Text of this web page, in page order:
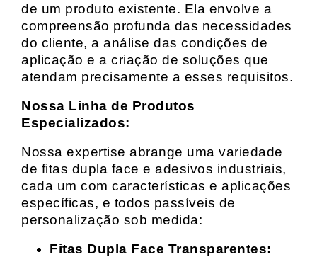
de um produto existente. Ela envolve a
compreensão profunda das necessidades
do cliente, a análise das condições de
aplicação e a criação de soluções que
atendam precisamente a esses requisitos.
Nossa Linha de Produtos
Especializados:
Nossa expertise abrange uma variedade
de fitas dupla face e adesivos industriais,
cada um com características e aplicações
específicas, e todos passíveis de
personalização sob medida:
Fitas Dupla Face Transparentes: